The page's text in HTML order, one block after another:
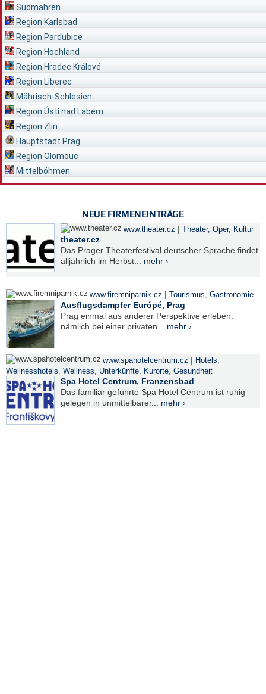
Südmähren
Region Karlsbad
Region Pardubice
Region Hochland
Region Hradec Králové
Region Liberec
Mährisch-Schlesien
Region Ústí nad Labem
Region Zlín
Hauptstadt Prag
Region Olomouc
Mittelböhmen
NEUE FIRMENEINTRÄGE
www.theater.cz | Theater, Oper, Kultur
theater.cz
Das Prager Theaterfestival deutscher Sprache findet
alljährlich im Herbst... mehr ›
www.firemniparnik.cz | Tourismus, Gastronomie
Ausflugsdampfer Európé, Prag
Prag einmal aus anderer Perspektive erleben:
nämlich bei einer privaten... mehr ›
www.spahotelcentrum.cz | Hotels,
Wellnesshotels, Wellness, Unterkünfte, Kurorte, Gesundheit
Spa Hotel Centrum, Franzensbad
Das familiär geführte Spa Hotel Centrum ist ruhig
gelegen in unmittelbarer... mehr ›